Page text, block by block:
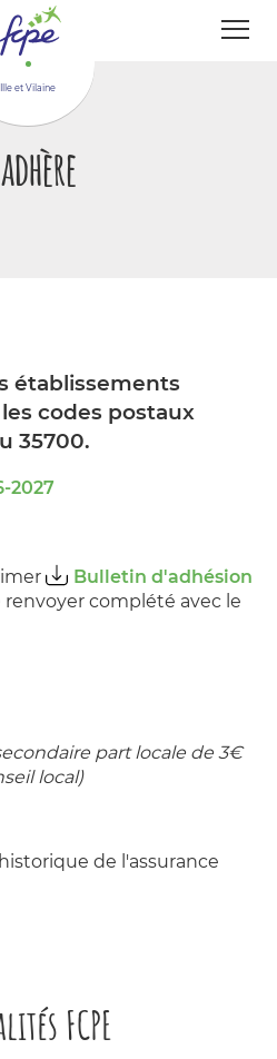
Ille et Vilaine
établissements
codes postaux
35700.
2027
Bulletin d'adhésion
renvoyer complété avec le
part locale de 3€
local)
de l'assurance
FCPE